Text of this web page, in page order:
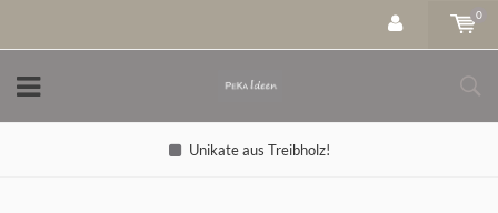
0
Unikate aus Treibholz!